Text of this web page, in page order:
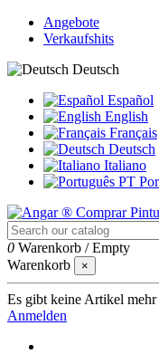
Angebote
Verkaufshits
Deutsch
Español
English
Français
Deutsch
Italiano
0 Warenkorb /Empty
Warenkorb
×
Es gibt keine Artikel
Anmelden